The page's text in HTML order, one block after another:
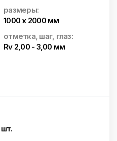
размеры:
1000 x 2000 мм
отметка, шаг, глаз:
Rv 2,00 - 3,00 мм